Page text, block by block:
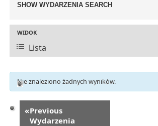
Wydarzenia
Search
and
Views
Navigation
SHOW WYDARZENIA SEARCH
Wydarzenie
Views
Navigation
WIDOK
Lista
Nie znaleziono żadnych wyników.
«Previous
Wydarzenia